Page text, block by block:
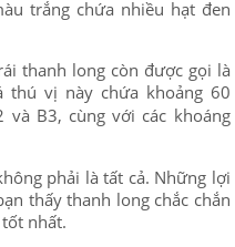
trắng chứa nhiều hạt đen
thanh long còn được gọi là
thú vị này chứa khoảng 60
và B3, cùng với các khoáng
phải là tất cả. Những lợi
thấy thanh long chắc chắn
nhất.